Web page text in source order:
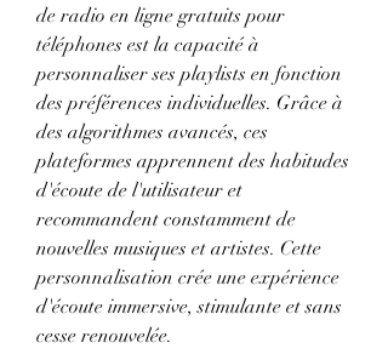
de radio en ligne gratuits pour
téléphones est la capacité à
personnaliser ses playlists en fonction
des préférences individuelles. Grâce à
des algorithmes avancés, ces
plateformes apprennent des habitudes
d'écoute de l'utilisateur et
recommandent constamment de
nouvelles musiques et artistes. Cette
personnalisation crée une expérience
d'écoute immersive, stimulante et sans
cesse renouvelée.